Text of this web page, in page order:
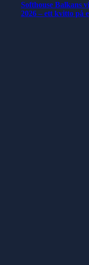
Softhouse Balkans
2026 – ett kvitto på